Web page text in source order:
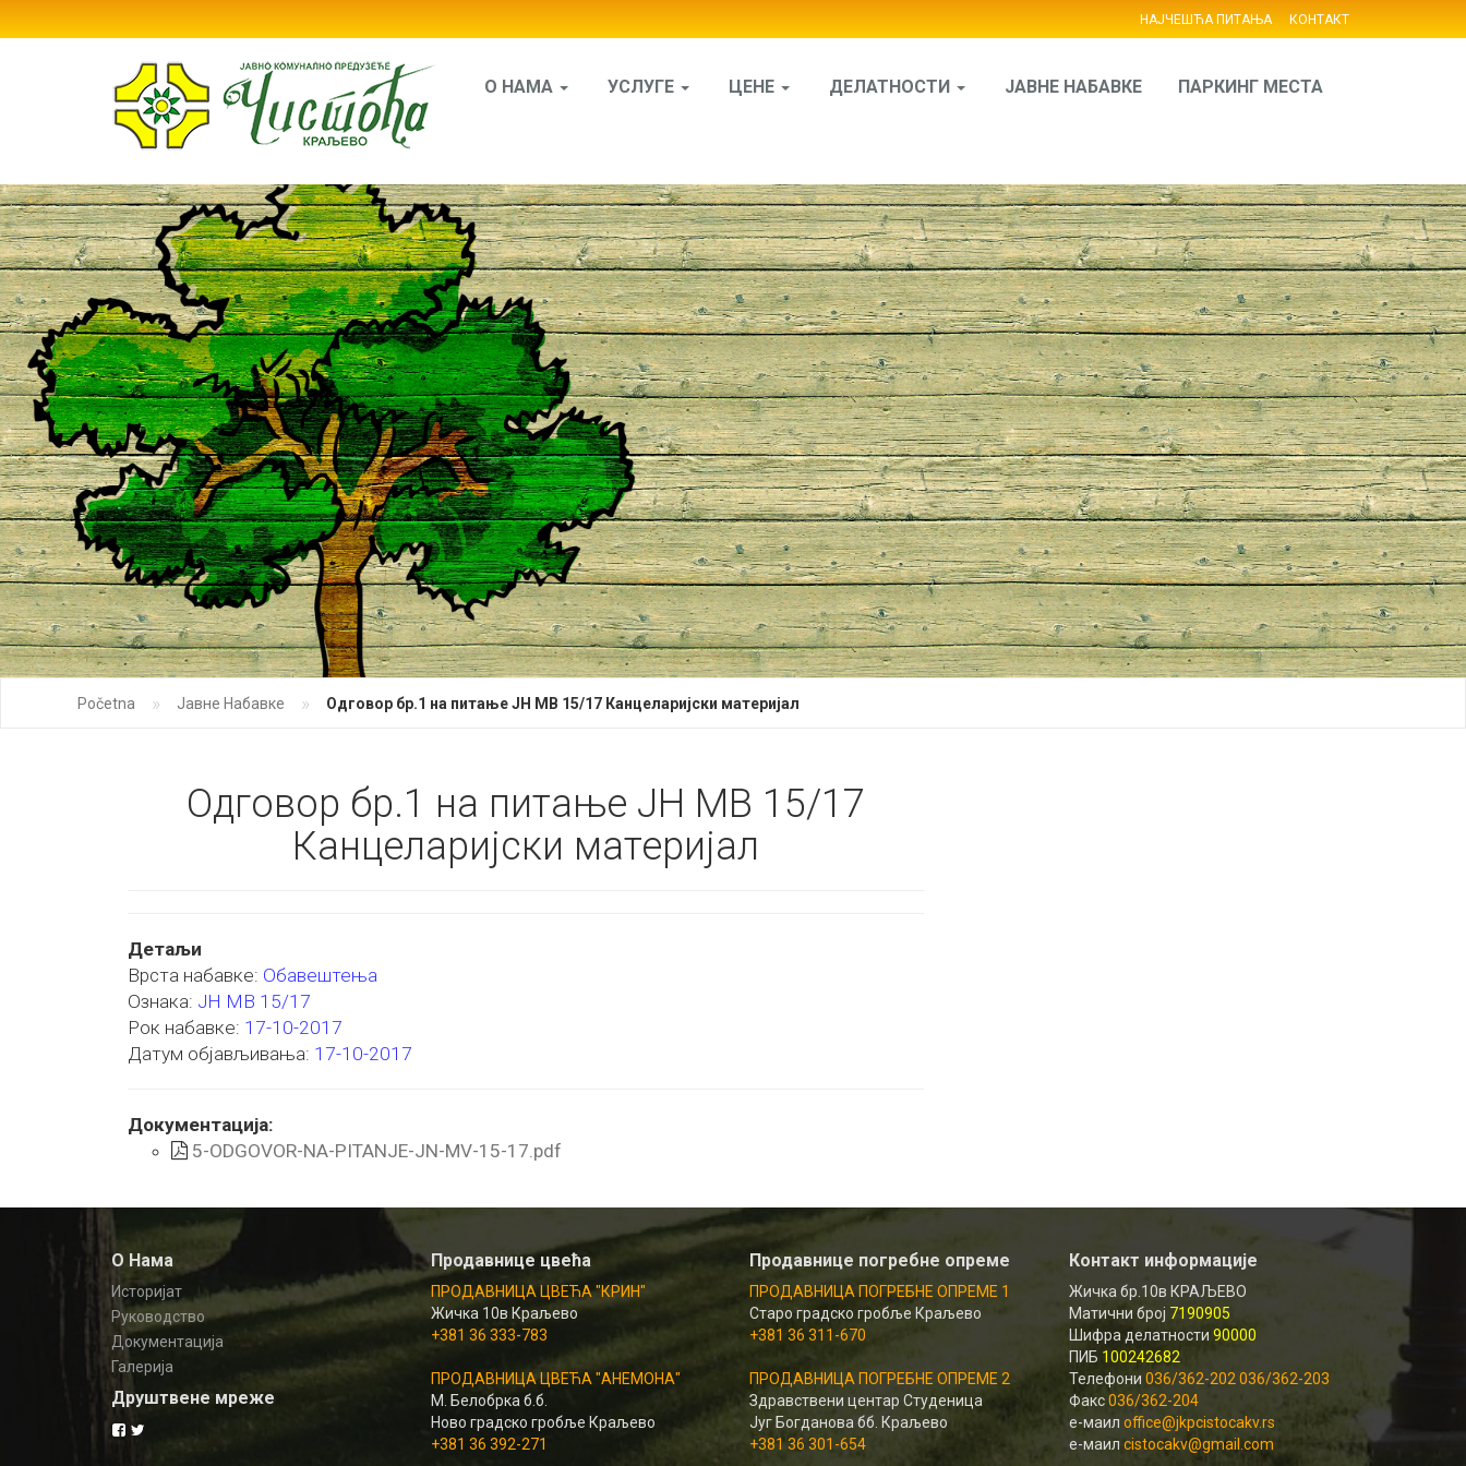
НАЈЧЕШЋА ПИТАЊА КОНТАКТ
О НАМА УСЛУГЕ ЦЕНЕ ДЕЛАТНОСТИ ЈАВНЕ НАБАВКЕ ПАРКИНГ МЕСТА
Početna » Јавне Набавке » Одговор бр.1 на питање ЈН МВ 15/17 Канцеларијски материјал
Одговор бр.1 на питање ЈН МВ 15/17
Канцеларијски материјал
Детаљи
Врста набавке: Обавештења
Ознака: ЈН МВ 15/17
Рок набавке: 17-10-2017
Датум објављивања: 17-10-2017
Документација:
5-ODGOVOR-NA-PITANJE-JN-MV-15-17.pdf
О Нама
Историјат
Руководство
Документација
Галерија
Друштвене мреже
Продавнице цвећа
ПРОДАВНИЦА ЦВЕЋА "КРИН"
Жичка 10в Краљево
+381 36 333-783
ПРОДАВНИЦА ЦВЕЋА "АНЕМОНА"
М. Белобрка б.б.
Ново градско гробље Краљево
+381 36 392-271
Продавнице погребне опреме
ПРОДАВНИЦА ПОГРЕБНЕ ОПРЕМЕ 1
Старо градско гробље Краљево
+381 36 311-670
ПРОДАВНИЦА ПОГРЕБНЕ ОПРЕМЕ 2
Здравствени центар Студеница
Југ Богданова бб. Краљево
+381 36 301-654
Контакт информације
Жичка бр.10в КРАЉЕВО
Матични број 7190905
Шифра делатности 90000
ПИБ 100242682
Телефони 036/362-202 036/362-203
Факс036/362-204
е-маил office@jkpcistocakv.rs
е-маил cistocakv@gmail.com